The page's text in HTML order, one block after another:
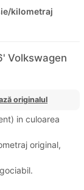
kilometraj
Volkswagen
originalul
in culoarea
original,